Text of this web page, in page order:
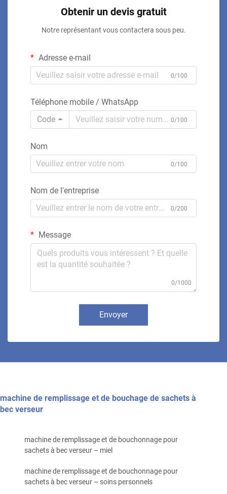
Obtenir un devis gratuit
Notre représentant vous contactera sous peu.
Adresse e-mail
0/100
Téléphone mobile / WhatsApp
Code
0/100
Nom
0/100
Nom de l'entreprise
0/200
Message
0/1000
Envoyer
machine de remplissage et de bouchage de sachets à
bec verseur
machine de remplissage et de bouchonnage pour
sachets à bec verseur – miel
machine de remplissage et de bouchonnage pour
sachets à bec verseur – soins personnels